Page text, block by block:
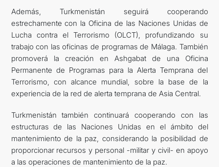
Además, Turkmenistán seguirá cooperando
estrechamente con la Oficina de las Naciones Unidas de
Lucha contra el Terrorismo (OLCT), profundizando su
trabajo con las oficinas de programas de Málaga. También
promoverá la creación en Ashgabat de una Oficina
Permanente de Programas para la Alerta Temprana del
Terrorismo, con alcance mundial, sobre la base de la
experiencia de la red de alerta temprana de Asia Central.
Turkmenistán también continuará cooperando con las
estructuras de las Naciones Unidas en el ámbito del
mantenimiento de la paz, considerando la posibilidad de
proporcionar recursos y personal -militar y civil- en apoyo
a las operaciones de mantenimiento de la paz.